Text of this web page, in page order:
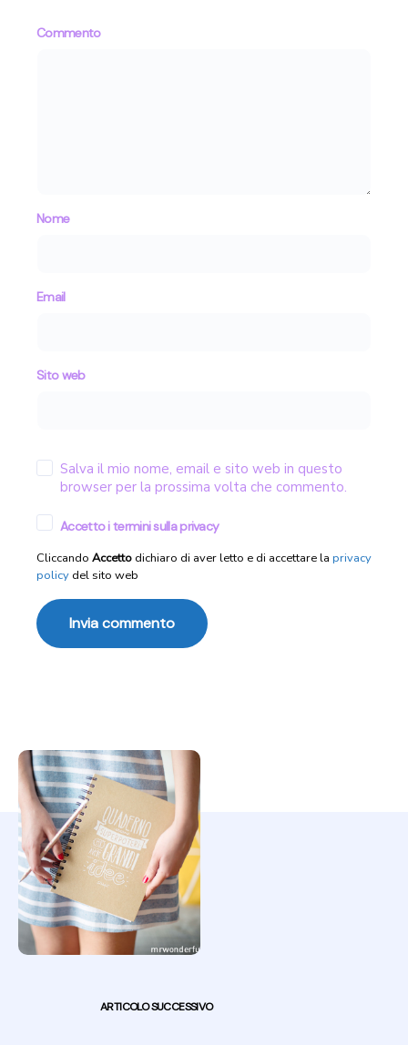
Commento
Nome
Email
Sito web
Salva il mio nome, email e sito web in questo
browser per la prossima volta che commento.
Accetto i termini sulla privacy
Cliccando Accetto dichiaro di aver letto e di accettare la privacy
policy del sito web
Post navigation
ARTICOLO SUCCESSIVO